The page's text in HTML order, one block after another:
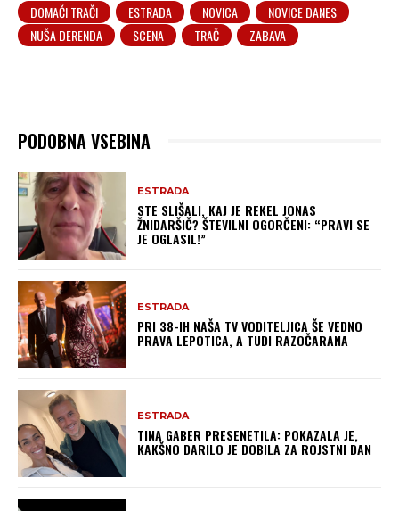
DOMAČI TRAČI
ESTRADA NOVICA
NOVICE DANES
NUŠA DERENDA
SCENA TRAČ ZABAVA
PODOBNA VSEBINA
ESTRADA
STE SLIŠALI, KAJ JE REKEL JONAS
ŽNIDARŠIČ? ŠTEVILNI OGORČENI: “PRAVI SE
JE OGLASIL!”
ESTRADA
PRI 38-IH NAŠA TV VODITELJICA ŠE VEDNO
PRAVA LEPOTICA, A TUDI RAZOČARANA
ESTRADA
TINA GABER PRESENETILA: POKAZALA JE,
KAKŠNO DARILO JE DOBILA ZA ROJSTNI DAN